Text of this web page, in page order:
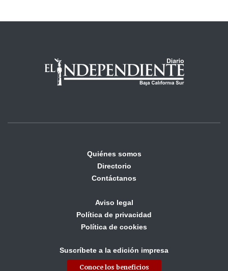
Quiénes somos
Directorio
Contáctanos
Aviso legal
Política de privacidad
Política de cookies
Suscríbete a la edición impresa
Conoce los beneficios